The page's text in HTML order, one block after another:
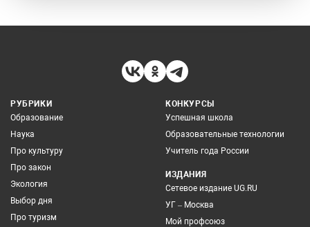
РУБРИКИ
Образование
Наука
Про культуру
Про закон
Экология
Выбор дня
Про туризм
КОНКУРСЫ
Успешная школа
Образовательные технологии
Учитель года России
ИЗДАНИЯ
Сетевое издание UG.RU
УГ – Москва
Мой профсоюз